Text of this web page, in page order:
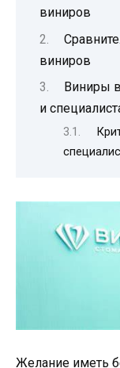
виниров
виниров
Виниры
и
Желание иметь